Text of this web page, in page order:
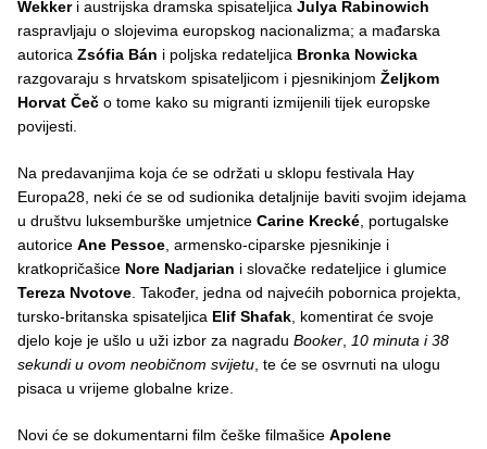
Wekkeri austrijska dramska spisateljica Julya Rabinowich
raspravljaju o slojevima europskog nacionalizma; a mađarska
autorica Zsófia Bán i poljska redateljica Bronka Nowicka
razgovaraju s hrvatskom spisateljicom i pjesnikinjom Željkom
Horvat Čeč o tome kako su migranti izmijenili tijek europske
povijesti.
Na predavanjima koja će se održati u sklopu festivala Hay
Europa28, neki će se od sudionika detaljnije baviti svojim idejama
u društvu luksemburške umjetnice Carine Krecké, portugalske
autorice Ane Pessoe, armensko-ciparske pjesnikinje i
kratkopričašice Nore Nadjarian i slovačke redateljice i glumice
Tereza Nvotove. Također, jedna od najvećih pobornica projekta,
tursko-britanska spisateljica Elif Shafak, komentirat će svoje
djelo koje je ušlo u uži izbor za nagradu Booker, 10 minuta i 38
sekundi u ovom neobičnom svijetu, te će se osvrnuti na ulogu
pisaca u vrijeme globalne krize.
Novi će se dokumentarni film češke filmašice Apolene